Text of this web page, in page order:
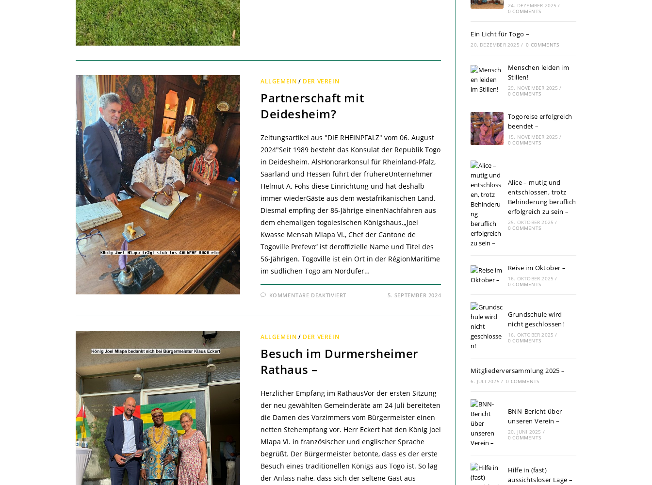
ALLGEMEIN / DER VEREIN
Partnerschaft mit
Deidesheim?
Zeitungsartikel aus "DIE RHEINPFALZ" vom 06. August
2024"Seit 1989 besteht das Konsulat der Republik Togo
in Deidesheim. AlsHonorarkonsul für Rheinland-Pfalz,
Saarland und Hessen führt der frühereUnternehmer
Helmut A. Fohs diese Einrichtung und hat deshalb
immer wiederGäste aus dem westafrikanischen Land.
Diesmal empfing der 86-Jährige einenNachfahren aus
dem ehemaligen togolesischen Königshaus.„Joel
Kwasse Mensah Mlapa VI., Chef der Cantone de
Togoville Prefevo“ ist deroffizielle Name und Titel des
56-Jährigen. Togoville ist ein Ort in der RégionMaritime
im südlichen Togo am Nordufer…
KOMMENTARE DEAKTIVIERTFÜR
DEIDESHEIM?
5. SEPTEMBER 2024
ALLGEMEIN / DER VEREIN
Besuch im Durmersheimer
Rathaus –
Herzlicher Empfang im RathausVor der ersten Sitzung
der neu gewählten Gemeinderäte am 24 Juli bereiteten
die Damen des Vorzimmers vom Bürgermeister einen
netten Stehempfang vor. Herr Eckert hat den König Joel
Mlapa VI. in französischer und englischer Sprache
begrüßt. Der Bürgermeister betonte, dass es der erste
Besuch eines traditionellen Königs aus Togo ist. So lag
der Anlass nahe, dass sich der seltene Gast aus
24. DEZEMBER 2025 /
0 COMMENTS
Ein Licht für Togo –
20. DEZEMBER 2025 / 0 COMMENTS
Menschen leiden im
Stillen!
29. NOVEMBER 2025 /
0 COMMENTS
Togoreise erfolgreich
beendet –
15. NOVEMBER 2025 /
0 COMMENTS
Alice – mutig und
entschlossen, trotz
Behinderung beruflich
erfolgreich zu sein –
25. OKTOBER 2025 /
0 COMMENTS
Reise im Oktober –
16. OKTOBER 2025 /
0 COMMENTS
Grundschule wird
nicht geschlossen!
16. OKTOBER 2025 /
0 COMMENTS
Mitgliederversammlung 2025 –
6. JULI 2025 / 0 COMMENTS
BNN-Bericht über
unseren Verein –
20. JUNI 2025 /
0 COMMENTS
Hilfe in (fast)
aussichtsloser Lage –